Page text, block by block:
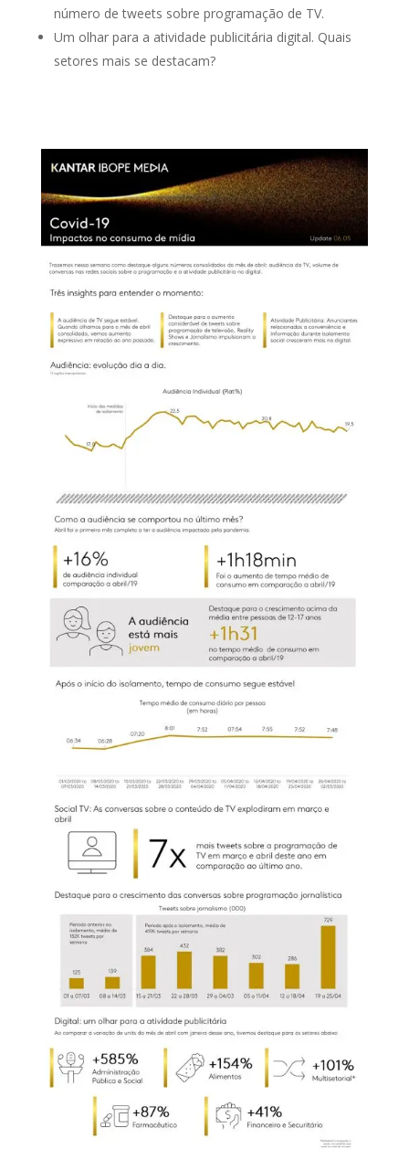
número de tweets sobre programação de TV.
Um olhar para a atividade publicitária digital. Quais
setores mais se destacam?